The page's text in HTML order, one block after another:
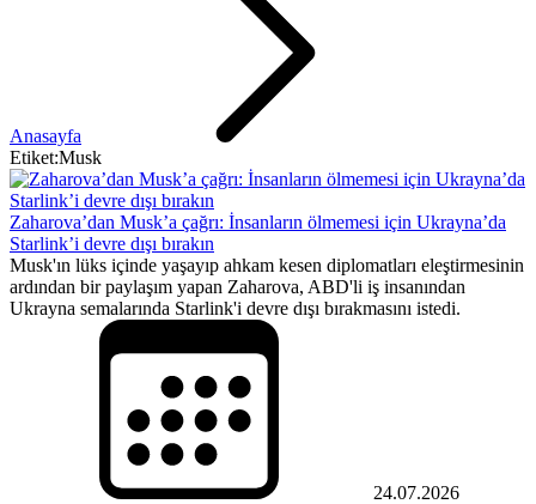
Anasayfa
Etiket:Musk
Zaharova’dan Musk’a çağrı: İnsanların ölmemesi için Ukrayna’da
Starlink’i devre dışı bırakın
Musk'ın lüks içinde yaşayıp ahkam kesen diplomatları eleştirmesinin
ardından bir paylaşım yapan Zaharova, ABD'li iş insanından
Ukrayna semalarında Starlink'i devre dışı bırakmasını istedi.
24.07.2026